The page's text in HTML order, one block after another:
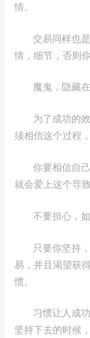
情。
交易同样也
情，细节，否则
魔鬼，隐藏
为了成功的
须相信这个过程
你要相信自
就会爱上这个导
不要担心，
只要你坚持
易，并且渴望获
惯。
习惯让人成
坚持下去的时候